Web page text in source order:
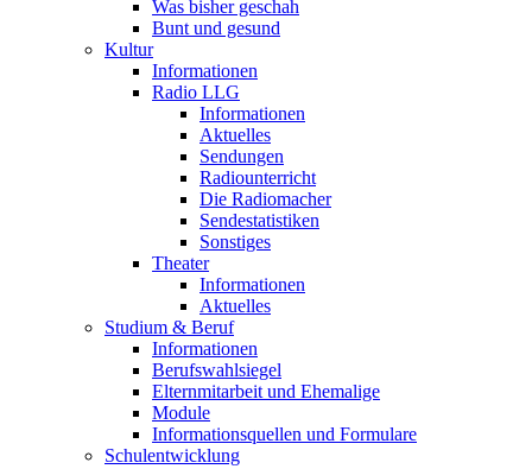
Was bisher geschah
Bunt und gesund
Kultur
Informationen
Radio LLG
Informationen
Aktuelles
Sendungen
Radiounterricht
Die Radiomacher
Sendestatistiken
Sonstiges
Theater
Informationen
Aktuelles
Studium & Beruf
Informationen
Berufswahlsiegel
Elternmitarbeit und Ehemalige
Module
Informationsquellen und Formulare
Schulentwicklung